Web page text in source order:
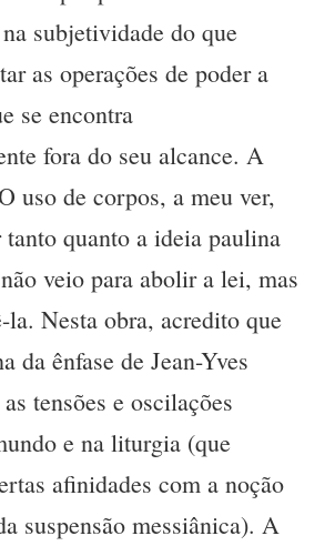
subjetividade do que
as operações de poder a
se encontra
fora do seu alcance. A
uso de corpos, a meu ver,
quanto a ideia paulina
veio para abolir a lei, mas
la. Nesta obra, acredito que
da ênfase de Jean-Yves
tensões e oscilações
e na liturgia (que
afinidades com a noção
suspensão messiânica). A